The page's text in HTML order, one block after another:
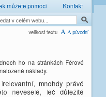
můžete pomoci Kontakt
velikost textu A A původní
ho na stránkách Férové
náklady.
mnohdy právě
neveselé, leč důležité